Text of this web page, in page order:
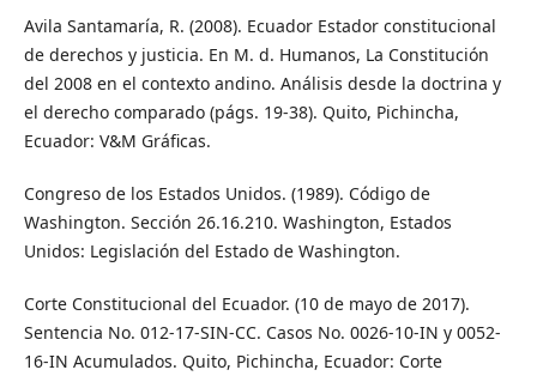
Avila Santamaría, R. (2008). Ecuador Estador constitucional
de derechos y justicia. En M. d. Humanos, La Constitución
del 2008 en el contexto andino. Análisis desde la doctrina y
el derecho comparado (págs. 19-38). Quito, Pichincha,
Ecuador: V&M Gráficas.
Congreso de los Estados Unidos. (1989). Código de
Washington. Sección 26.16.210. Washington, Estados
Unidos: Legislación del Estado de Washington.
Corte Constitucional del Ecuador. (10 de mayo de 2017).
Sentencia No. 012-17-SIN-CC. Casos No. 0026-10-IN y 0052-
16-IN Acumulados. Quito, Pichincha, Ecuador: Corte